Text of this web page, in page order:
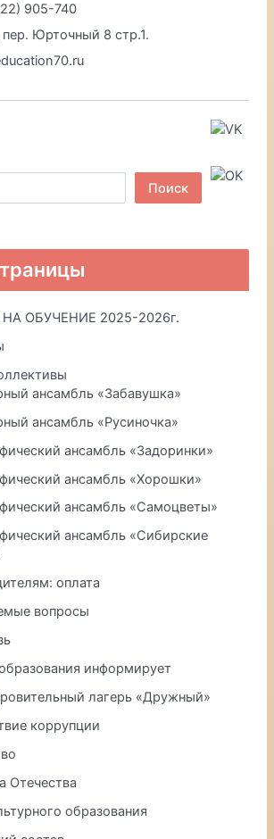
905-740
пер. Юрточный 8 стр.1.
Поиск
ОБУЧЕНИЕ 2025-2026г.
ансамбль «Забавушка»
ансамбль «Русиночка»
ансамбль «Задоринки»
ансамбль «Хорошки»
ансамбль «Самоцветы»
ансамбль «Сибирские
оплата
вопросы
информирует
лагерь «Дружный»
коррупции
Отечества
образования